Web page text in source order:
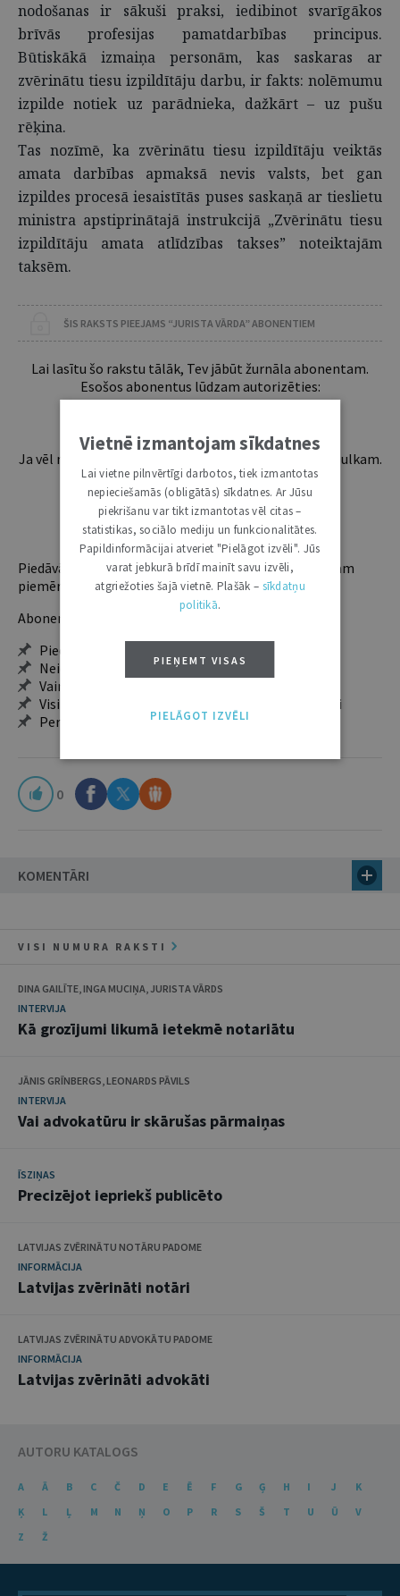
nodošanas ir sākuši praksi, iedibinot svarīgākos
brīvās profesijas pamatdarbības principus.
Būtiskākā izmaiņa personām, kas saskaras ar
zvērinātu tiesu izpildītāju darbu, ir fakts: nolēmumu
izpilde notiek uz parādnieka, dažkārt – uz pušu
rēķina.
Tas nozīmē, ka zvērinātu tiesu izpildītāju veiktās
amata darbības apmaksā nevis valsts, bet gan
izpildes procesā iesaistītās puses saskaņā ar tieslietu
ministra apstiprinātajā instrukcijā „Zvērinātu tiesu
izpildītāju amata atlīdzības takses” noteiktajām
taksēm.
ŠIS RAKSTS PIEEJAMS “JURISTA VĀRDA” ABONENTIEM
Lai lasītu šo rakstu tālāk, Tev jābūt žurnāla abonentam.
Esošos abonentus lūdzam autorizēties:
Ja vēl neesi abonents, aicinām pievienoties lasītāju pulkam.
Iegūsi tūlītēju piekļuvi digitālajam saturam!
ABONĒT
Piedāvājam trīs abonementu veidus. Vienam lietotājam
piemērotākais ir "Mazais" (3, 6 un 12 mēnešiem).
Abonentu ieguvumi:
Pieeja jaunākajam izdevumam
Neierobežota pieeja arhīvam – 24 h/7 d.
Vairāk nekā 18 000 rakstu un 2000 autoru
Visi tematiskie numuri un ikgadējie grāmatžurnāli
Personalizētās iespējas – piezīmes, citāti, mapes
0
KOMENTĀRI
VISI NUMURA RAKSTI
DINA GAILĪTE, INGA MUCIŅA, JURISTA VĀRDS
INTERVIJA
Kā grozījumi likumā ietekmē notariātu
JĀNIS GRĪNBERGS, LEONARDS PĀVILS
INTERVIJA
Vai advokatūru ir skārušas pārmaiņas
ĪSZIŅAS
Precizējot iepriekš publicēto
LATVIJAS ZVĒRINĀTU NOTĀRU PADOME
INFORMĀCIJA
Latvijas zvērināti notāri
LATVIJAS ZVĒRINĀTU ADVOKĀTU PADOME
INFORMĀCIJA
Latvijas zvērināti advokāti
AUTORU KATALOGS
A Ā B C Č D E Ē F G Ģ H I J
K
Ķ
L Ļ M N Ņ O P R S Š T U Ū
V
Z
Ž
Vietnē izmantojam sīkdatnes
Lai vietne pilnvērtīgi darbotos, tiek izmantotas
nepieciešamās (obligātās) sīkdatnes. Ar Jūsu
piekrišanu var tikt izmantotas vēl citas –
statistikas, sociālo mediju un funkcionalitātes.
Papildinformācijai atveriet "Pielāgot izvēli". Jūs
varat jebkurā brīdī mainīt savu izvēli,
atgriežoties šajā vietnē. Plašāk – sīkdatņu
politikā.
PIEŅEMT VISAS
PIELĀGOT IZVĒLI